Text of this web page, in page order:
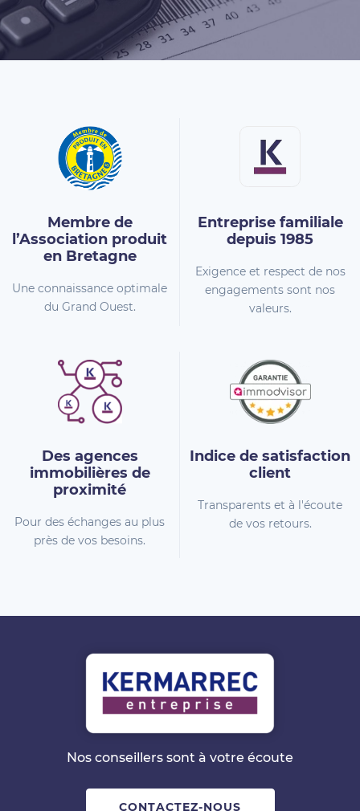
Membre de
l’Association produit
en Bretagne
Une connaissance optimale
du Grand Ouest.
Entreprise familiale
depuis 1985
Exigence et respect de nos
engagements sont nos
valeurs.
Des agences
immobilières de
proximité
Pour des échanges au plus
près de vos besoins.
Indice de satisfaction
client
Transparents et à l'écoute
de vos retours.
Nos conseillers sont à votre écoute
CONTACTEZ-NOUS